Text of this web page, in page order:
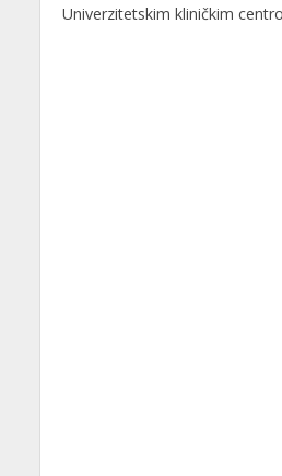
Univerzitetskim kliničkim